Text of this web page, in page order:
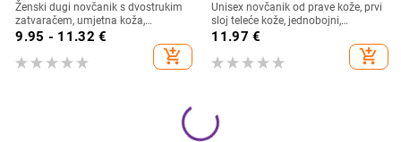
Ženski dugi novčanik s dvostrukim
zatvaračem, umjetna koža,
horizontalni oblik, geometrijski
9.95 - 11.32 €
add_shopping_cart
Unisex novčanik od prave kože, prvi
sloj teleće kože, jednobojni,
podstava od poliestera,
multifunkcionalna džep za ključeve
i kartice, otporan na habanje
11.97 €
add_shopping_cart